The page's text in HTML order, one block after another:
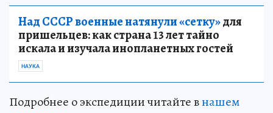
Над СССР военные натянули «сетку»для
пришельцев: как страна 13 лет тайно
искала и изучала инопланетных гостей
НАУКА
Подробнее о экспедиции читайте внашем